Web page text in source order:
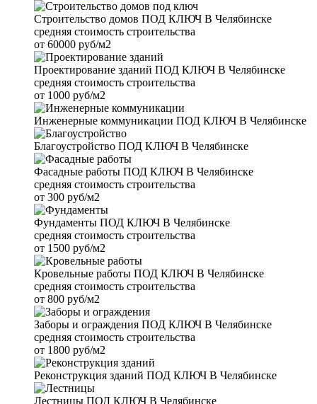
Строительство домов ПОД КЛЮЧ В Челябинске
средняя стоимость строительства
от 60000 руб/м2
Проектирование зданий ПОД КЛЮЧ В Челябинске
средняя стоимость строительства
от 1000 руб/м2
Инженерные коммуникации ПОД КЛЮЧ В Челябинске
Благоустройство ПОД КЛЮЧ В Челябинске
Фасадные работы ПОД КЛЮЧ В Челябинске
средняя стоимость строительства
от 300 руб/м2
Фундаменты ПОД КЛЮЧ В Челябинске
средняя стоимость строительства
от 1500 руб/м2
Кровельные работы ПОД КЛЮЧ В Челябинске
средняя стоимость строительства
от 800 руб/м2
Заборы и ограждения ПОД КЛЮЧ В Челябинске
средняя стоимость строительства
от 1800 руб/м2
Реконструкция зданий ПОД КЛЮЧ В Челябинске
Лестницы ПОД КЛЮЧ В Челябинске